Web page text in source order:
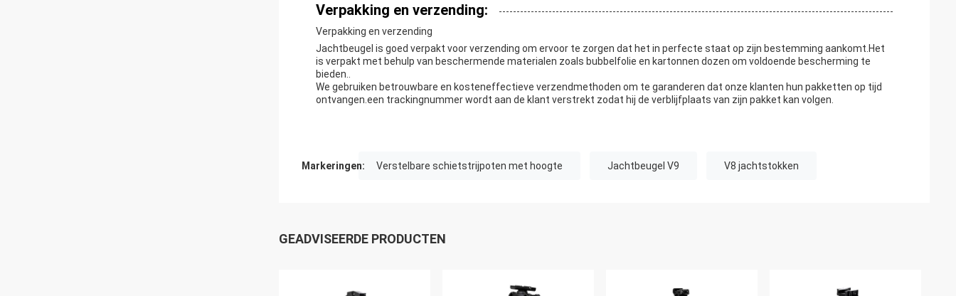
Verpakking en verzending:
Verpakking en verzending
Jachtbeugel is goed verpakt voor verzending om ervoor te zorgen dat het in perfecte staat op zijn bestemming aankomt.Het
is verpakt met behulp van beschermende materialen zoals bubbelfolie en kartonnen dozen om voldoende bescherming te
bieden..
We gebruiken betrouwbare en kosteneffectieve verzendmethoden om te garanderen dat onze klanten hun pakketten op tijd
ontvangen.een trackingnummer wordt aan de klant verstrekt zodat hij de verblijfplaats van zijn pakket kan volgen.
Markeringen: Verstelbare schietstrijpoten met hoogte Jachtbeugel V9 V8 jachtstokken
GEADVISEERDE PRODUCTEN